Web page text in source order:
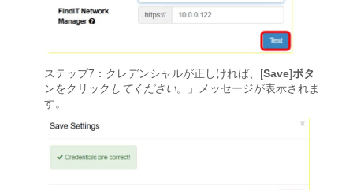
ステップ7：クレデンシャルが正しければ、[Save]ボタ
ンをクリック してください。
」メッセージが表示されま
す。